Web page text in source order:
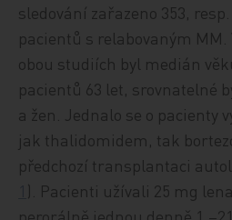
sledování zařazeno 353, resp.
pacientů s relabovaným MM.
obou studiích byl medián
pacientů 63 let, srovnatelné
a žen. Jednalo se o pacienty
jak thalidomidem, tak
předchozí transplantaci
). Pacienti užívali 25 mg
perorálně jednou denně